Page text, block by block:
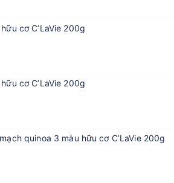
cơ C’LaVie 200g
cơ C’LaVie 200g
quinoa 3 màu hữu cơ C’LaVie 200g